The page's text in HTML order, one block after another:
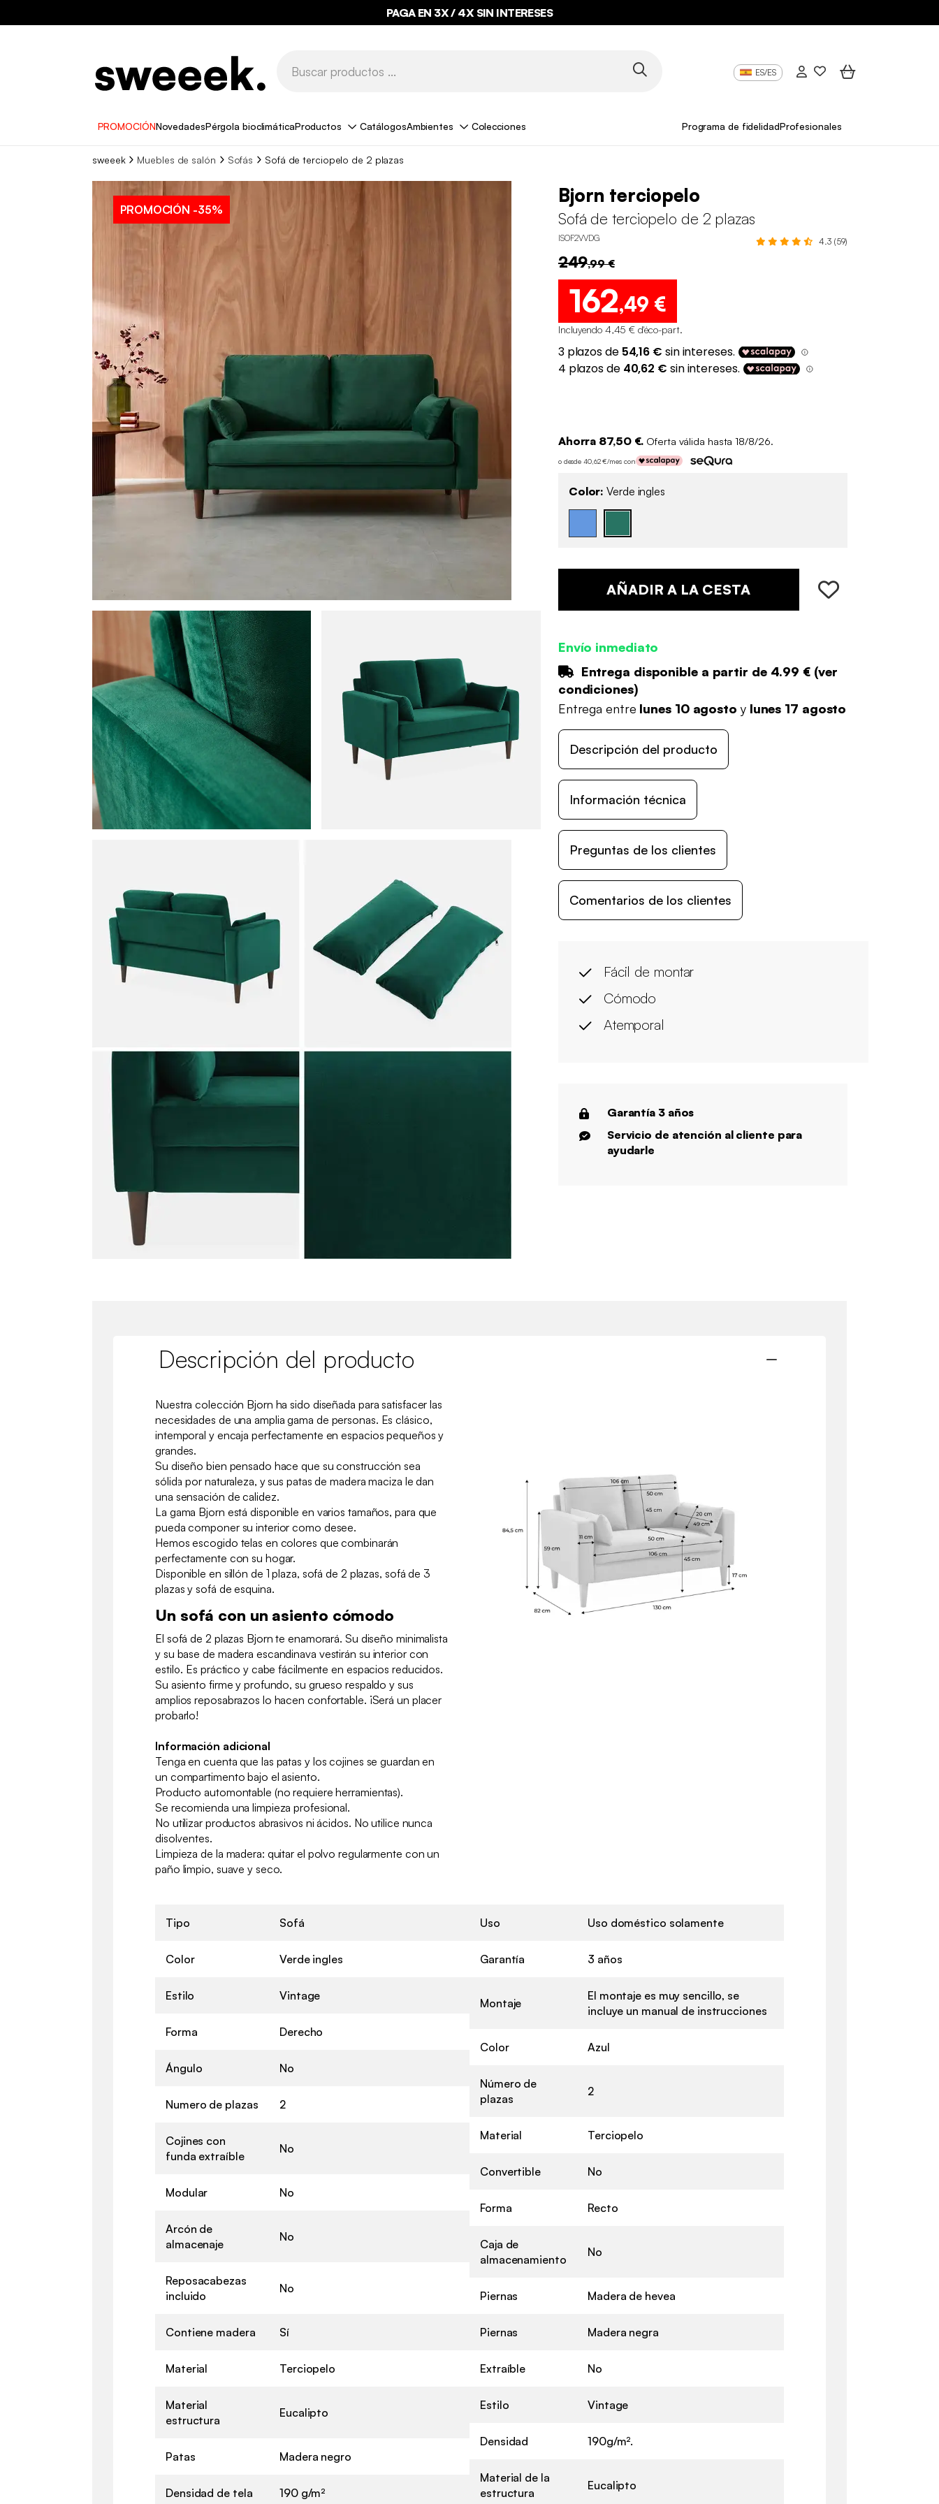
PAGA EN 3X / 4X SIN INTERESES
ES/ES
PROMOCIÓNNovedadesPérgola bioclimáticaProductos CatálogosAmbientes Colecciones Programa de fidelidadProfesionales
sweeek Muebles de salón Sofás Sofá de terciopelo de 2 plazas
PROMOCIÓN -35%
Bjorn terciopelo
Sofá de terciopelo de 2 plazas
ISOF2VVDG 4.3 (59)
249,99 €
162,49 €
Incluyendo 4,45 € d'éco-part.
Ahorra 87,50 €. Oferta válida hasta 18/8/26.
o desde 40,62 €/mes con
Color: Verde ingles
AÑADIR A LA CESTA
Envío inmediato
Entrega disponible a partir de 4.99 € (ver
condiciones)
Entrega entre lunes 10 agosto y lunes 17 agosto
Descripción del producto
Información técnica
Preguntas de los clientes
Comentarios de los clientes
Fácil de montar
Cómodo
Atemporal
Garantía 3 años
Servicio de atención al cliente para
ayudarle
Descripción del producto
Nuestra colección Bjorn ha sido diseñada para satisfacer las
necesidades de una amplia gama de personas. Es clásico,
intemporal y encaja perfectamente en espacios pequeños y
grandes.
Su diseño bien pensado hace que su construcción sea
sólida por naturaleza, y sus patas de madera maciza le dan
una sensación de calidez.
La gama Bjorn está disponible en varios tamaños, para que
pueda componer su interior como desee.
Hemos escogido telas en colores que combinarán
perfectamente con su hogar.
Disponible en sillón de 1 plaza, sofá de 2 plazas, sofá de 3
plazas y sofá de esquina.
Un sofá con un asiento cómodo
El sofá de 2 plazas Bjorn te enamorará. Su diseño minimalista
y su base de madera escandinava vestirán su interior con
estilo. Es práctico y cabe fácilmente en espacios reducidos.
Su asiento firme y profundo, su grueso respaldo y sus
amplios reposabrazos lo hacen confortable. ¡Será un placer
probarlo!
Información adicional
Tenga en cuenta que las patas y los cojines se guardan en
un compartimento bajo el asiento.
Producto automontable (no requiere herramientas).
Se recomienda una limpieza profesional.
No utilizar productos abrasivos ni ácidos. No utilice nunca
disolventes.
Limpieza de la madera: quitar el polvo regularmente con un
paño limpio, suave y seco.
Tipo Sofá
Color Verde ingles
Estilo Vintage
Forma Derecho
Ángulo No
Numero de plazas 2
Cojines con
funda extraíble
No
Modular No
Arcón de
almacenaje
No
Reposacabezas
incluido
No
Contiene madera Sí
Material Terciopelo
Material
estructura
Eucalipto
Patas Madera negro
Densidad de tela 190 g/m²
Uso Uso doméstico solamente
Garantía 3 años
Montaje
El montaje es muy sencillo, se
incluye un manual de instrucciones
Color Azul
Número de
plazas
2
Material Terciopelo
Convertible No
Forma Recto
Caja de
almacenamiento
No
Piernas Madera de hevea
Piernas Madera negra
Extraíble No
Estilo Vintage
Densidad 190g/m².
Material de la
estructura
Eucalipto